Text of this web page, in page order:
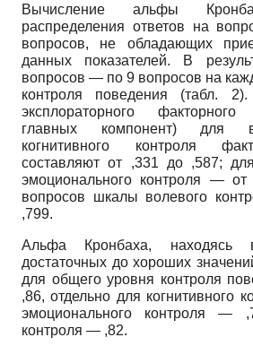
Вычисление альфы
распределения ответов на
вопросов, не обладающих
данных показателей. В
вопросов — по 9 вопросов на
контроля поведения (табл.
эксплораторного
главных компонент) для
когнитивного контроля
составляют от ,331 до ,587;
эмоционального контроля —
вопросов шкалы волевого
,799.
Альфа Кронбаха, находясь
достаточных до хороших
для общего уровня контроля
,86, отдельно для когнитивного
эмоционального контроля —
контроля — ,82.